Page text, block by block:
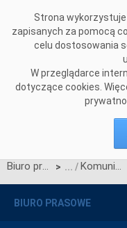
Strona
zapisanych za pomocą
celu dostosowania
W przeglądarce
dotyczące cookies.
Biuro prasowe > Komunikaty OSP
BIURO PRASOWE